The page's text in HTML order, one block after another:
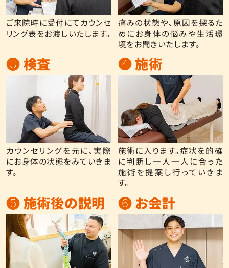
ご来院時に受付にてカウンセ
リング表をお渡しいたします。
痛みの状態や、原因を探るた
めにお身体の悩みや生活環
境をお聞きいたします。
❸ 検査
カウンセリングを元に、実際
にお身体の状態をみていきま
す。
❹ 施術
施術に入ります。症状を的確
に判断し一人一人に合った
施術を提案し行っていきま
す。
❺ 施術後の説明 ❻ お会計